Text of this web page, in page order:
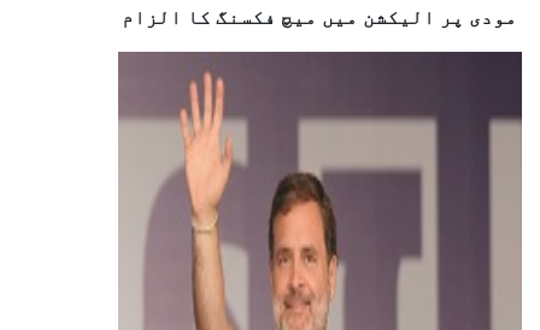
مودی پر الیکشن میں میچ فکسنگ کا الزام